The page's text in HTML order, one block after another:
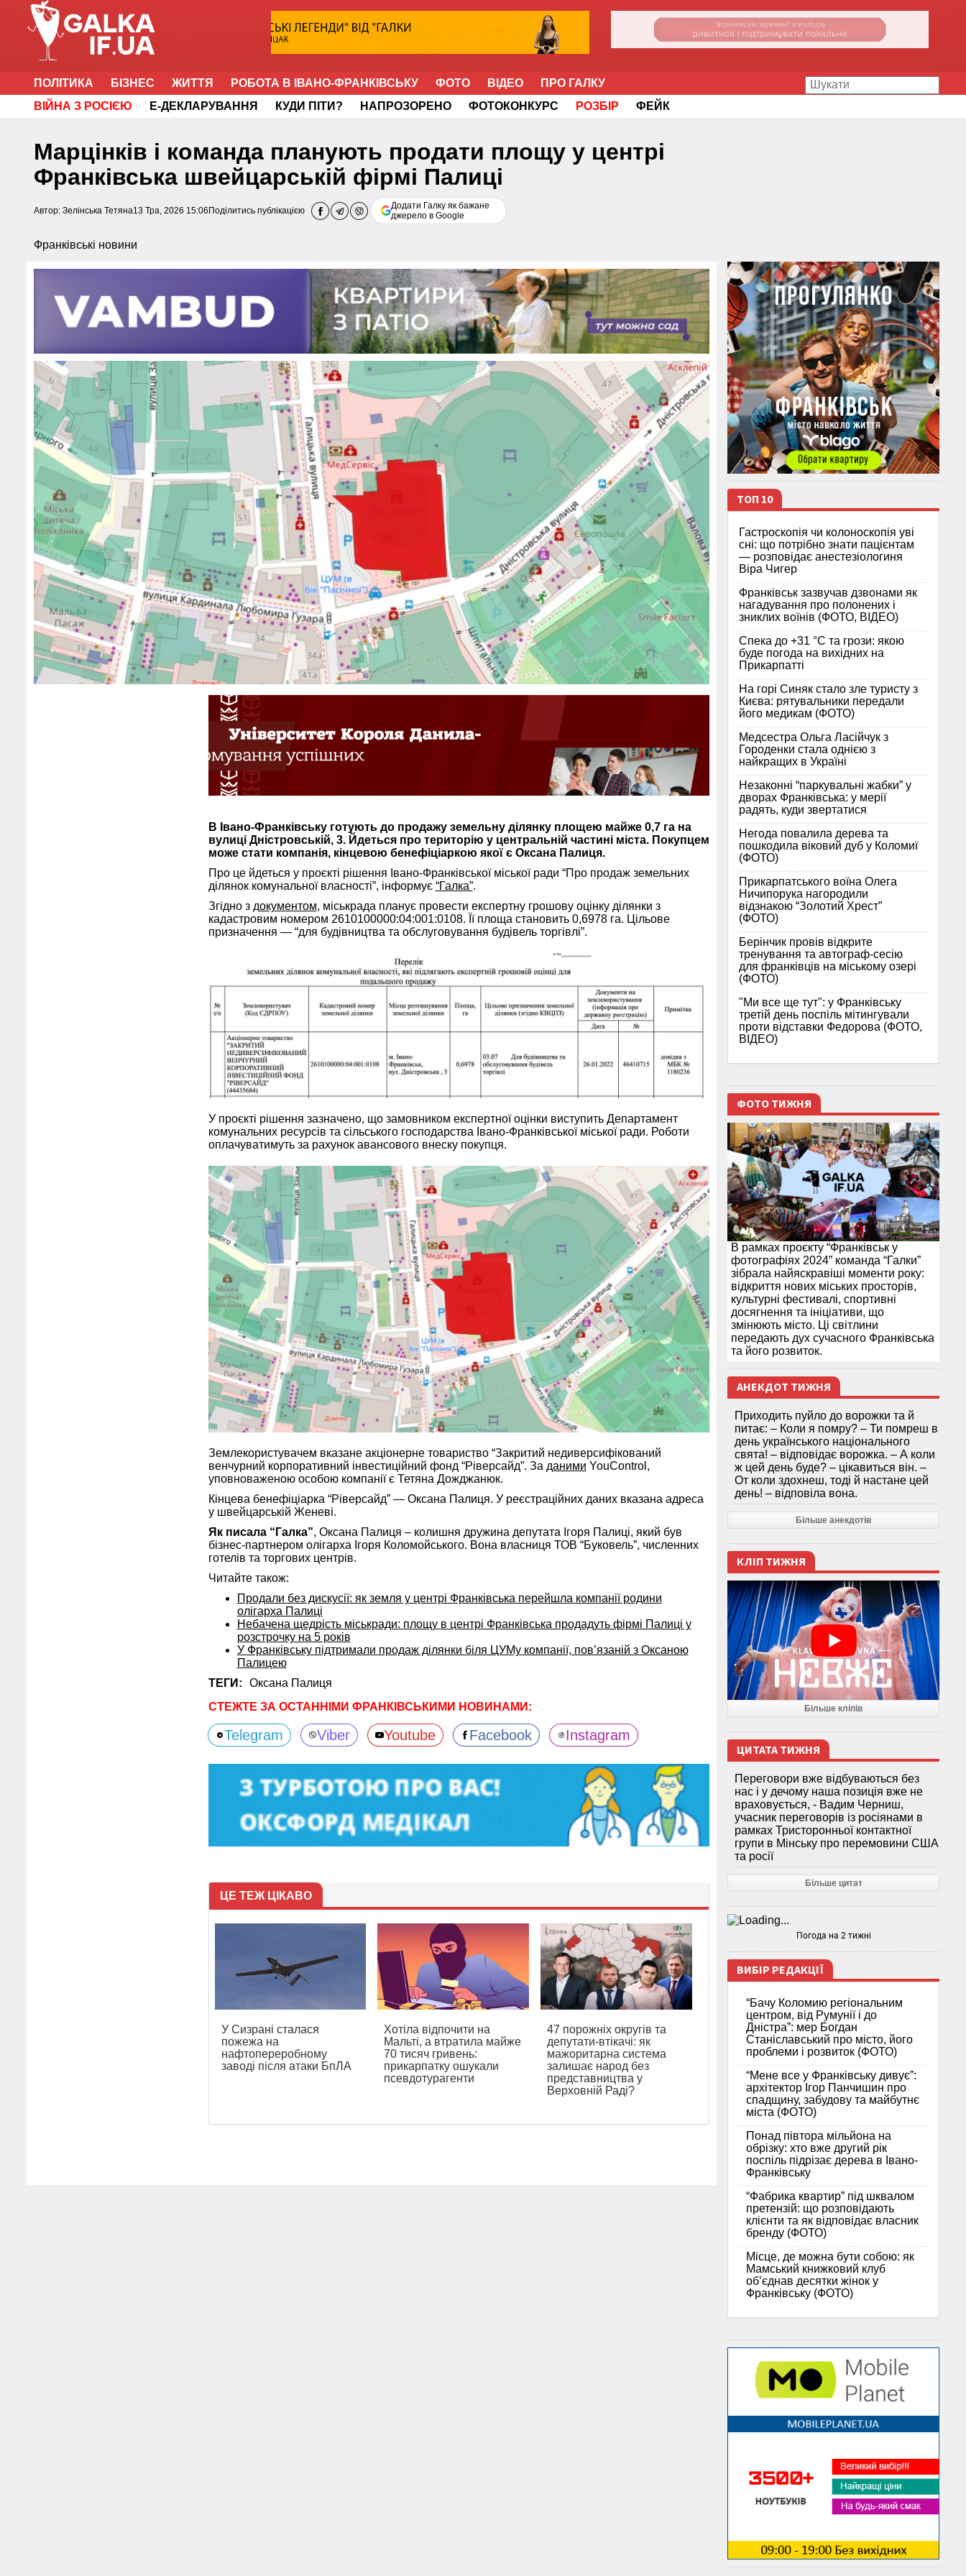
ПОЛІТИКА БІЗНЕС ЖИТТЯ РОБОТА В ІВАНО-ФРАНКІВСЬКУ ФОТО ВІДЕО
ПРО ГАЛКУ
ВІЙНА З РОСІЄЮ
Е-ДЕКЛАРУВАННЯ КУДИ ПІТИ? НАПРОЗОРЕНО ФОТОКОНКУРС РОЗБІР ФЕЙК
Марцінків і команда планують продати площу у центрі
Франківська швейцарській фірмі Палиці
Автор: Зелінська Тетяна13 Тра, 2026 15:06 Поділитись публікацією
Додати Галку як бажане
джерело в Google
Франківські новини
В Івано-Франківську готують до продажу земельну ділянку площею майже 0,7 га на
вулиці Дністровській, 3. Йдеться про територію у центральній частині міста. Покупцем
може стати компанія, кінцевою бенефіціаркою якої є Оксана Палиця.
Про це йдеться у проєкті рішення Івано-Франківської міської ради “Про продаж земельних
ділянок комунальної власності”, інформує “Галка”.
Згідно з документом, міськрада планує провести експертну грошову оцінку ділянки з
кадастровим номером 2610100000:04:001:0108. Її площа становить 0,6978 га. Цільове
призначення — “для будівництва та обслуговування будівель торгівлі”.
У проєкті рішення зазначено, що замовником експертної оцінки виступить Департамент
комунальних ресурсів та сільського господарства Івано-Франківської міської ради. Роботи
оплачуватимуть за рахунок авансового внеску покупця.
Землекористувачем вказане акціонерне товариство “Закритий недиверсифікований
венчурний корпоративний інвестиційний фонд “Ріверсайд”. За даними YouControl,
уповноваженою особою компанії є Тетяна Дожджанюк.
Кінцева бенефіціарка “Ріверсайд” — Оксана Палиця. У реєстраційних даних вказана адреса
у швейцарській Женеві.
Як писала “Галка”, Оксана Палиця – колишня дружина депутата Ігоря Палиці, який був
бізнес-партнером олігарха Ігоря Коломойського. Вона власниця ТОВ “Буковель”, численних
готелів та торгових центрів.
Читайте також:
Продали без дискусії: як земля у центрі Франківська перейшла компанії родини
олігарха Палиці
Небачена щедрість міськради: площу в центрі Франківська продадуть фірмі Палиці у
розстрочку на 5 років
У Франківську підтримали продаж ділянки біля ЦУМу компанії, пов’язаній з Оксаною
Палицею
ТЕГИ:
Оксана Палиця
СТЕЖТЕ ЗА ОСТАННІМИ ФРАНКІВСЬКИМИ НОВИНАМИ:
Telegram Viber Youtube Facebook Instagram
ЦЕ ТЕЖ ЦІКАВО
У Сизрані сталася
пожежа на
нафтопереробному
заводі після атаки БпЛА
Хотіла відпочити на
Мальті, а втратила майже
70 тисяч гривень:
прикарпатку ошукали
псевдотурагенти
47 порожніх округів та
депутати-втікачі: як
мажоритарна система
залишає народ без
представництва у
Верховній Раді?
ТОП 10
Гастроскопія чи колоноскопія уві
сні: що потрібно знати пацієнтам
— розповідає анестезіологиня
Віра Чигер
Франківськ зазвучав дзвонами як
нагадування про полонених і
зниклих воїнів (ФОТО, ВІДЕО)
Спека до +31 °C та грози: якою
буде погода на вихідних на
Прикарпатті
На горі Синяк стало зле туристу з
Києва: рятувальники передали
його медикам (ФОТО)
Медсестра Ольга Ласійчук з
Городенки стала однією з
найкращих в Україні
Незаконні “паркувальні жабки” у
дворах Франківська: у мерії
радять, куди звертатися
Негода повалила дерева та
пошкодила віковий дуб у Коломиї
(ФОТО)
Прикарпатського воїна Олега
Ничипорука нагородили
відзнакою “Золотий Хрест”
(ФОТО)
Берінчик провів відкрите
тренування та автограф-сесію
для франківців на міському озері
(ФОТО)
"Ми все ще тут": у Франківську
третій день поспіль мітингували
проти відставки Федорова (ФОТО,
ВІДЕО)
ФОТО ТИЖНЯ
В рамках проєкту “Франківськ у
фотографіях 2024” команда “Галки”
зібрала найяскравіші моменти року:
відкриття нових міських просторів,
культурні фестивалі, спортивні
досягнення та ініціативи, що
змінюють місто. Ці світлини
передають дух сучасного Франківська
та його розвиток.
АНЕКДОТ ТИЖНЯ
Приходить пуйло до ворожки та й
питає: – Коли я помру? – Ти помреш в
день українського національного
свята! – відповідає ворожка. – А коли
ж цей день буде? – цікавиться він. –
От коли здохнеш, тоді й настане цей
день! – відповіла вона.
Більше анекдотів
КЛІП ТИЖНЯ
Більше кліпів
ЦИТАТА ТИЖНЯ
Переговори вже відбуваються без
нас і у дечому наша позиція вже не
враховується, - Вадим Черниш,
учасник переговорів із росіянами в
рамках Тристоронньої контактної
групи в Мінську про перемовини США
та росії
Більше цитат
Погода на 2 тижні
ВИБІР РЕДАКЦІЇ
“Бачу Коломию регіональним
центром, від Румунії і до
Дністра”: мер Богдан
Станіславський про місто, його
проблеми і розвиток (ФОТО)
“Мене все у Франківську дивує”:
архітектор Ігор Панчишин про
спадщину, забудову та майбутнє
міста (ФОТО)
Понад півтора мільйона на
обрізку: хто вже другий рік
поспіль підрізає дерева в Івано-
Франківську
“Фабрика квартир” під шквалом
претензій: що розповідають
клієнти та як відповідає власник
бренду (ФОТО)
Місце, де можна бути собою: як
Мамський книжковий клуб
об’єднав десятки жінок у
Франківську (ФОТО)